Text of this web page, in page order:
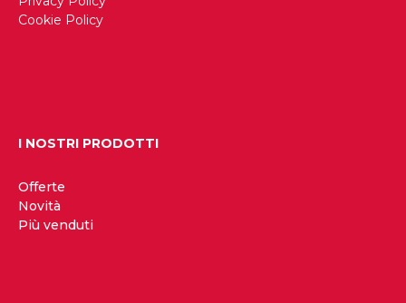
Cookie Policy
I NOSTRI PRODOTTI
Offerte
Novità
Più venduti